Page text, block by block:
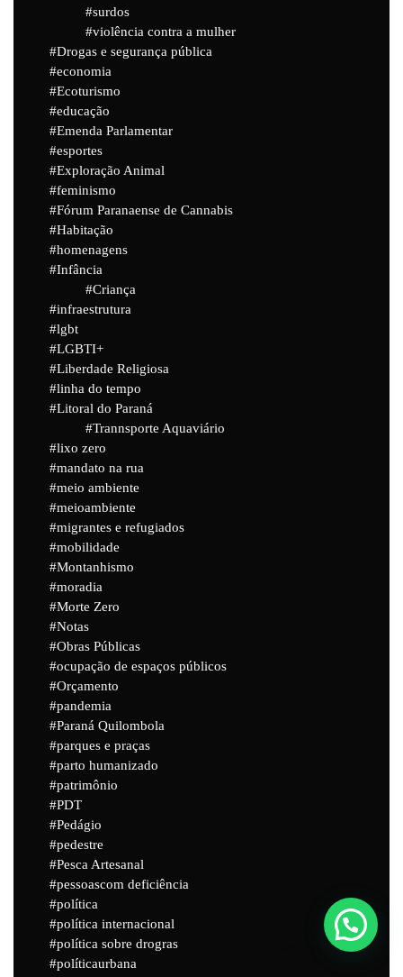
surdos
violência contra a mulher
Drogas e segurança pública
economia
Ecoturismo
educação
Emenda Parlamentar
esportes
Exploração Animal
feminismo
Fórum Paranaense de Cannabis
Habitação
homenagens
Infância
Criança
infraestrutura
lgbt
LGBTI+
Liberdade Religiosa
linha do tempo
Litoral do Paraná
Trannsporte Aquaviário
lixo zero
mandato na rua
meio ambiente
meioambiente
migrantes e refugiados
mobilidade
Montanhismo
moradia
Morte Zero
Notas
Obras Públicas
ocupação de espaços públicos
Orçamento
pandemia
Paraná Quilombola
parques e praças
parto humanizado
patrimônio
PDT
Pedágio
pedestre
Pesca Artesanal
pessoascom deficiência
política
política internacional
política sobre drogras
políticaurbana
Powered byJoinchat